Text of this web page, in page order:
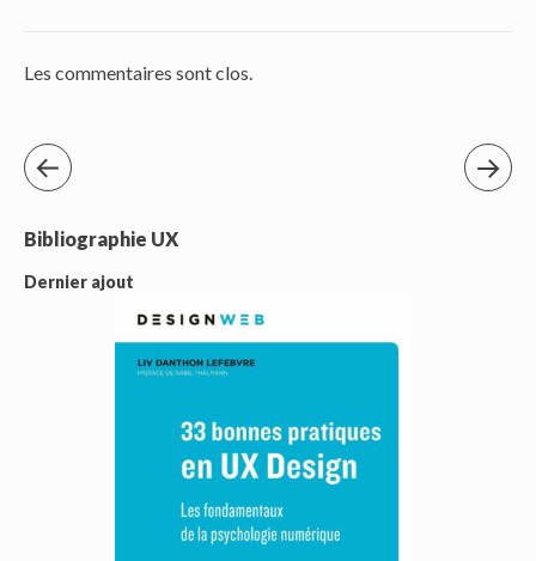
Les commentaires sont clos.
Bibliographie UX
Dernier ajout